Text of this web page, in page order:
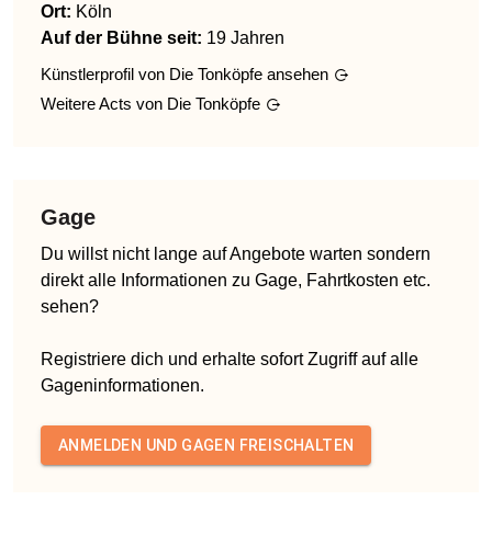
Ort: Köln
Auf der Bühne seit: 19 Jahren
Künstlerprofil von Die Tonköpfe ansehen
Weitere Acts von Die Tonköpfe
Gage
Du willst nicht lange auf Angebote warten sondern
direkt alle Informationen zu Gage, Fahrtkosten etc.
sehen?
Registriere dich und erhalte sofort Zugriff auf alle
Gageninformationen.
ANMELDEN UND GAGEN FREISCHALTEN